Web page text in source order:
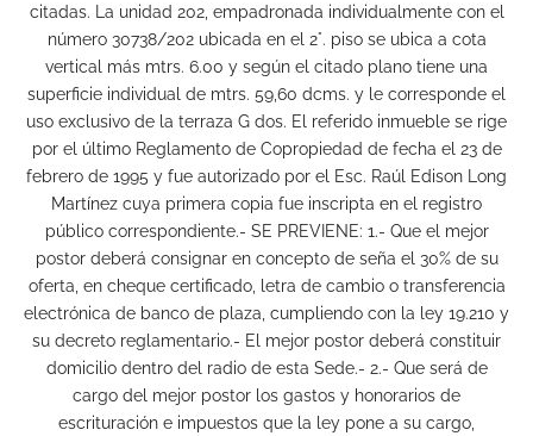
citadas. La unidad 202, empadronada individualmente con el
número 30738/202 ubicada en el 2°. piso se ubica a cota
vertical más mtrs. 6.00 y según el citado plano tiene una
superficie individual de mtrs. 59,60 dcms. y le corresponde el
uso exclusivo de la terraza G dos. El referido inmueble se rige
por el último Reglamento de Copropiedad de fecha el 23 de
febrero de 1995 y fue autorizado por el Esc. Raúl Edison Long
Martínez cuya primera copia fue inscripta en el registro
público correspondiente.- SE PREVIENE: 1.- Que el mejor
postor deberá consignar en concepto de seña el 30% de su
oferta, en cheque certificado, letra de cambio o transferencia
electrónica de banco de plaza, cumpliendo con la ley 19.210 y
su decreto reglamentario.- El mejor postor deberá constituir
domicilio dentro del radio de esta Sede.- 2.- Que será de
cargo del mejor postor los gastos y honorarios de
escrituración e impuestos que la ley pone a su cargo,